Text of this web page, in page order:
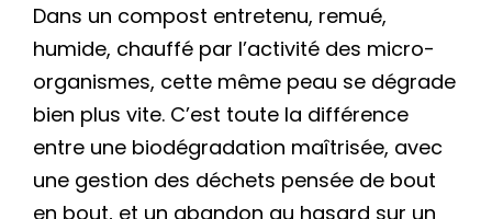
Dans un compost entretenu, remué,
humide, chauffé par l’activité des micro-
organismes, cette même peau se dégrade
bien plus vite. C’est toute la différence
entre une biodégradation maîtrisée, avec
une gestion des déchets pensée de bout
en bout, et un abandon au hasard sur un